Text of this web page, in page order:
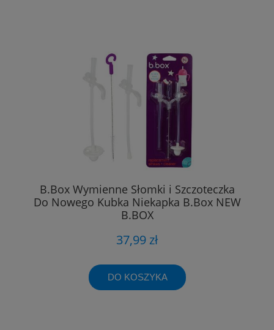
B.Box Wymienne Słomki i Szczoteczka
Do Nowego Kubka Niekapka B.Box NEW
B.BOX
37,99 zł
DO KOSZYKA